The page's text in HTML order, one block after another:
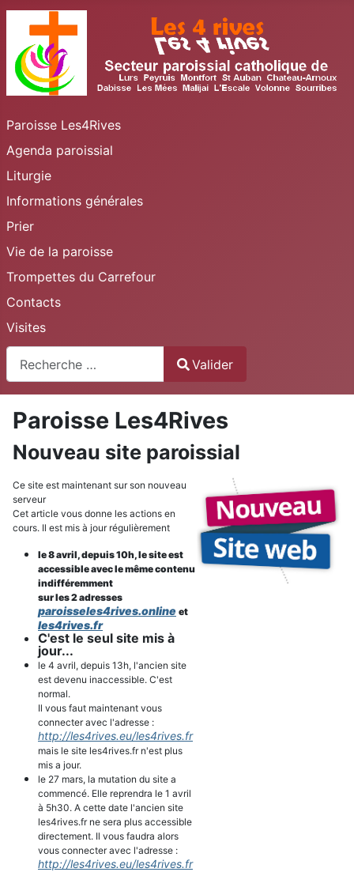
Paroisse Les4Rives
Agenda paroissial
Liturgie
Informations générales
Prier
Vie de la paroisse
Trompettes du Carrefour
Contacts
Visites
Type 2 or more characters for results.
Valider
Paroisse Les4Rives
Nouveau site paroissial
Ce site est maintenant sur son nouveau
serveur
Cet article vous donne les actions en
cours. Il est mis à jour régulièrement
le 8 avril, depuis 10h, le site est
accessible avec le même contenu
indifféremment
sur les 2 adresses
paroisseles4rives.online et
les4rives.fr
C'est le seul site mis à
jour...
le 4 avril, depuis 13h, l'ancien site
est devenu inaccessible. C'est
normal.
Il vous faut maintenant vous
connecter avec l'adresse :
http://les4rives.eu/les4rives.fr
mais le site les4rives.fr n'est plus
mis a jour.
le 27 mars, la mutation du site a
commencé. Elle reprendra le 1 avril
à 5h30. A cette date l'ancien site
les4rives.fr ne sera plus accessible
directement. Il vous faudra alors
vous connecter avec l'adresse :
http://les4rives.eu/les4rives.fr